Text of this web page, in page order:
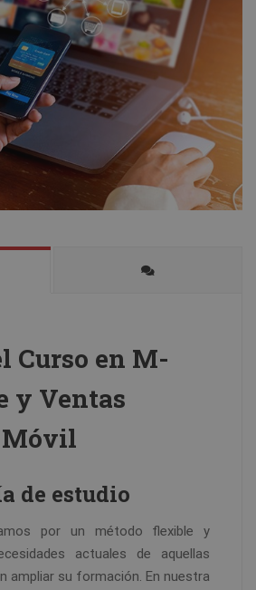
Curso en M-
y Ventas
Móvil
de estudio
por un método flexible y
actuales de aquellas
ampliar su formación. En nuestra